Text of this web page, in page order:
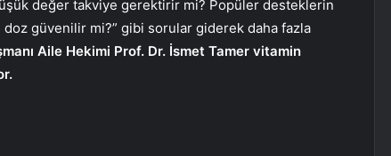
değer takviye gerektirir mi? Popüler desteklerin
doz güvenilir mi?” gibi sorular giderek daha fazla
Aile Hekimi Prof. Dr. İsmet Tamer vitamin